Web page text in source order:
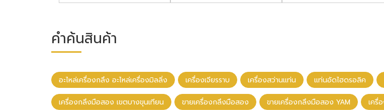
คำค้นสินค้า
อะไหล่เครื่องกลึง อะไหล่เครื่องมิลลิ่ง เครื่องเจียรราบ เครื่องสว่านแท่น แท่นอัดไฮดรอลิค
เครื่องกลึงมือสอง เขตบางขุนเทียน ขายเครื่องกลึงมือสอง ขายเครื่องกลึงมือสอง YAM เครื่